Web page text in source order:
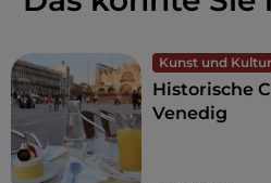
Kunst und Kultur
Historische
Venedig